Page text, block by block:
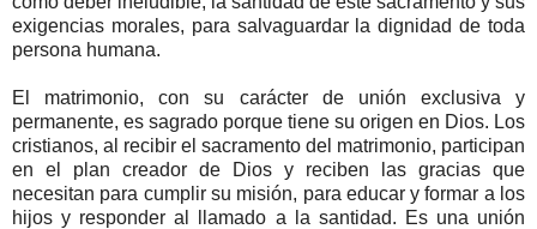
exigencias morales, para salvaguardar la dignidad de toda
persona humana.
El matrimonio, con su carácter de unión exclusiva y
permanente, es sagrado porque tiene su origen en Dios. Los
cristianos, al recibir el sacramento del matrimonio, participan
en el plan creador de Dios y reciben las gracias que
necesitan para cumplir su misión, para educar y formar a los
hijos y responder al llamado a la santidad. Es una unión